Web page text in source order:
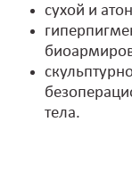
сухой и
тела.